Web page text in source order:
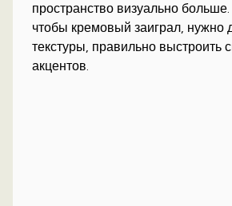
пространство визуально
чтобы кремовый заиграл, нужно
текстуры, правильно выстроить
акцентов.